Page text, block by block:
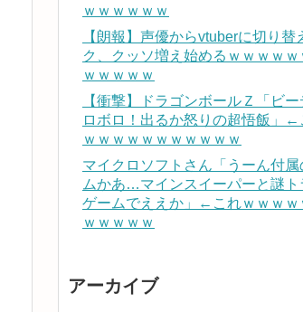
ｗｗｗｗｗｗ
【朗報】声優からvtuberに切り替
ク、クッソ増え始めるｗｗｗｗｗ
ｗｗｗｗｗ
【衝撃】ドラゴンボールＺ「ビ
ロボロ！出るか怒りの超悟飯」←
ｗｗｗｗｗｗｗｗｗｗｗ
マイクロソフトさん「うーん付属
ムかあ…マインスイーパーと謎ト
ゲームでええか」←これｗｗｗｗ
ｗｗｗｗｗ
アーカイブ